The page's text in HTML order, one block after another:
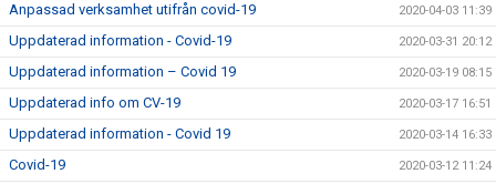
Anpassad verksamhet utifrån covid-19 2020-04-03 11:39
Uppdaterad information - Covid-19 2020-03-31 20:12
Uppdaterad information – Covid 19 2020-03-19 08:15
Uppdaterad info om CV-19 2020-03-17 16:51
Uppdaterad information - Covid 19 2020-03-14 16:33
Covid-19 2020-03-12 11:24